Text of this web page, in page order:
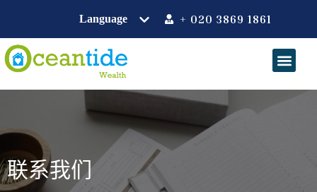
+ 020 3869 1861
联系我们